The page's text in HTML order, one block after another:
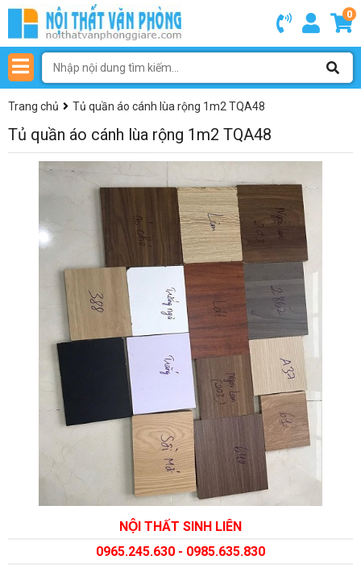
0
Trang chủ Tủ quần áo cánh lùa rộng 1m2 TQA48
Tủ quần áo cánh lùa rộng 1m2 TQA48
NỘI THẤT SINH LIÊN
0965.245.630 - 0985.635.830